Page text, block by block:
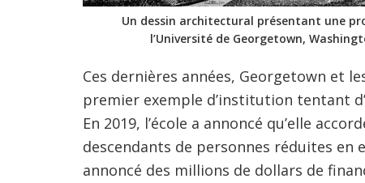
Un dessin architectural présentant une
l’Université de Georgetown,
Ces dernières années, Georgetown et
premier exemple d’institution tentant
En 2019, l’école a annoncé qu’elle
descendants de personnes réduites en
annoncé des millions de dollars de